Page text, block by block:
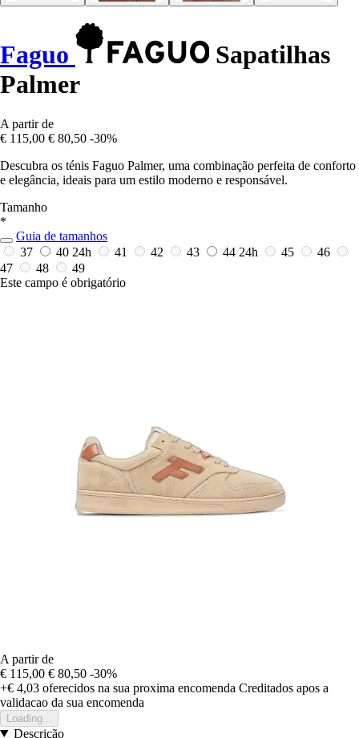
Faguo
Sapatilhas
Palmer
A partir de
€ 115,00 € 80,50 -30%
Descubra os ténis Faguo Palmer, uma combinação perfeita de conforto
e elegância, ideais para um estilo moderno e responsável.
Tamanho
*
Guia de tamanhos
37
40 24h 41 42 43 44 24h 45
46
47
48
49
Este campo é obrigatório
A partir de
€ 115,00 € 80,50 -30%
+€ 4,03 oferecidos na sua proxima encomenda Creditados apos a
validacao da sua encomenda
Loading...
Descrição